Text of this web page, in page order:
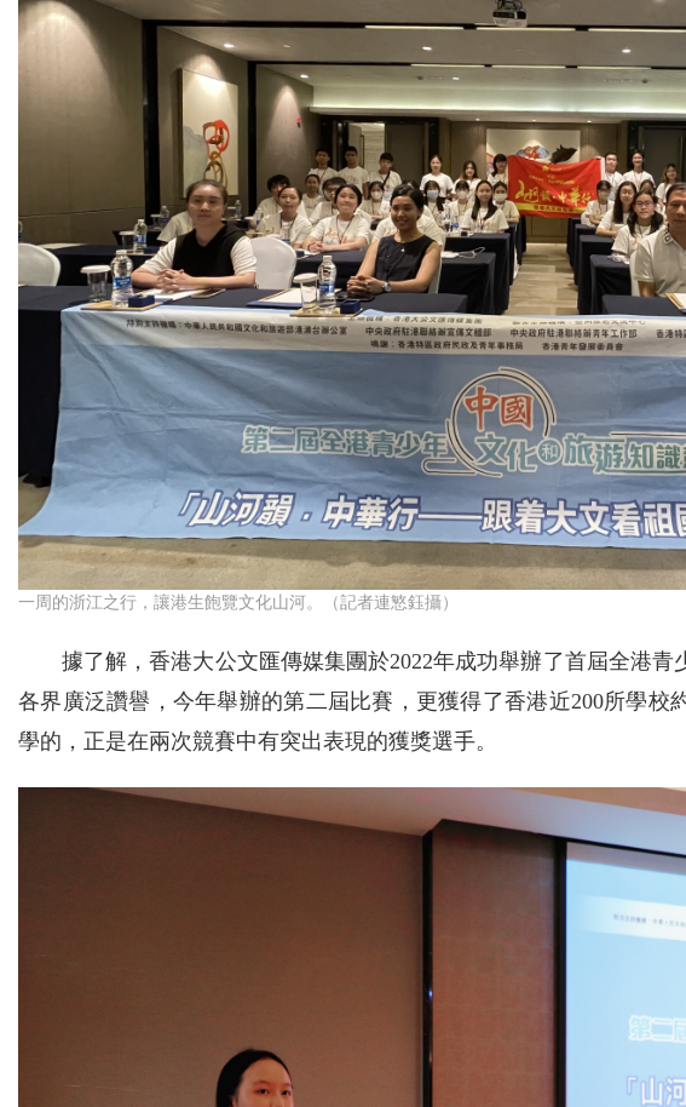
一周的浙江之行，讓港生飽覽文化山河。（記者連慜鈺攝）
據了解，香港大公文匯傳媒集團於2022年成功舉辦了首屆全港
各界廣泛讚譽，今年舉辦的第二屆比賽，更獲得了香港近200所學校
學的，正是在兩次競賽中有突出表現的獲獎選手。